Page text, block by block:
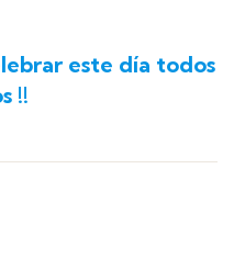
este día todos
!!